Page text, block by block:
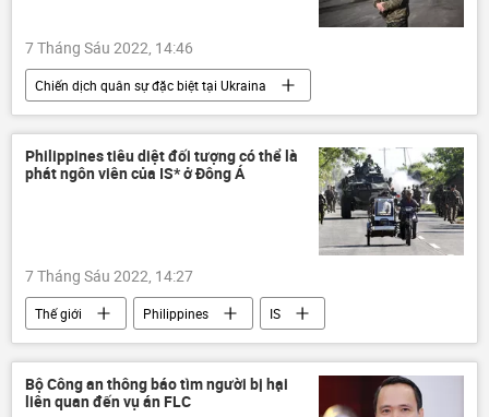
7 Tháng Sáu 2022, 14:46
Chiến dịch quân sự đặc biệt tại Ukraina
Thế giới
Ukraina
Đức
viện trợ quân sự
Quân sự
xung đột
Cuộc khủng hoảng ở Ukraina
Philippines tiêu diệt đối tượng có thể là
phát ngôn viên của IS* ở Đông Á
7 Tháng Sáu 2022, 14:27
Thế giới Philippines
IS
bắt giữ
vi phạm
khủng bố
Báo chí thế giới
Bộ Công an thông báo tìm người bị hại
liên quan đến vụ án FLC